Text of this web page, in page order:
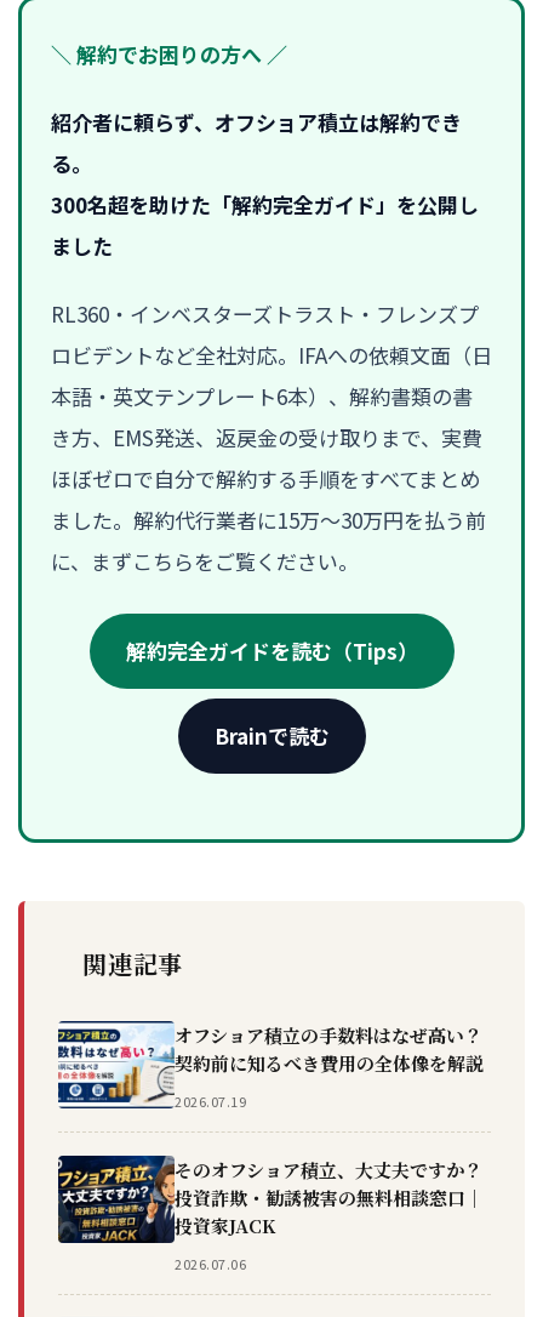
＼ 解約でお困りの方へ ／
紹介者に頼らず、オフショア積立は解約でき
る。
300名超を助けた「解約完全ガイド」を公開し
ました
RL360・インベスターズトラスト・フレンズプ
ロビデントなど全社対応。IFAへの依頼文面（日
本語・英文テンプレート6本）、解約書類の書
き方、EMS発送、返戻金の受け取りまで、実費
ほぼゼロで自分で解約する手順をすべてまとめ
ました。解約代行業者に15万〜30万円を払う前
に、まずこちらをご覧ください。
解約完全ガイドを読む（Tips）
Brainで読む
関連記事
オフショア積立の手数料はなぜ高い？
契約前に知るべき費用の全体像を解説
2026.07.19
そのオフショア積立、大丈夫ですか？
投資詐欺・勧誘被害の無料相談窓口｜
投資家JACK
2026.07.06